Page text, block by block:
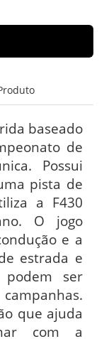
baseado
de
Possui
pista de
a F430
O jogo
e a
estrada e
ser
que ajuda
com a